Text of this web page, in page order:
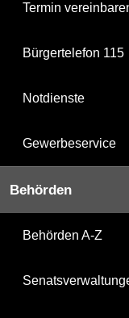
Termin
Bürgertelefon 115
Notdienste
Gewerbeservice
Behörden
Behörden A-Z